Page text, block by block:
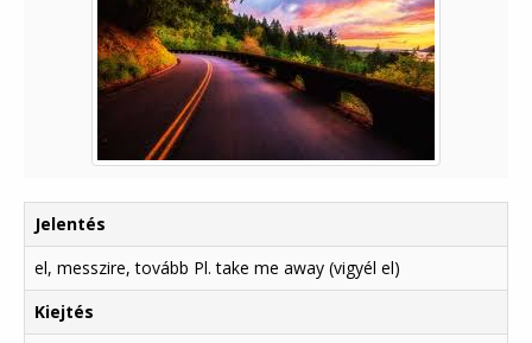
Jelentés
el, messzire, tovább Pl. take me away (vigyél el)
Kiejtés